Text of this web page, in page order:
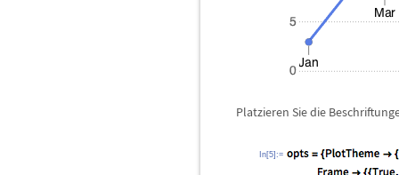
Platzieren Sie die
In[5]:=